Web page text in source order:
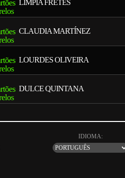
LIMPIA FRETES
CLAUDIA MARTÍNEZ
LOURDES OLIVEIRA
DULCE QUINTANA
IDIOMA: